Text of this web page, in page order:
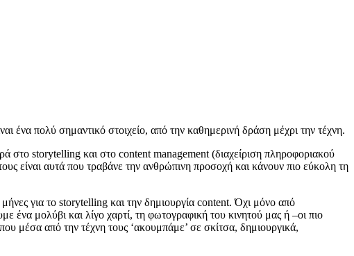
ένα πολύ σημαντικό στοιχείο, από την καθημερινή δράση μέχρι την τέχνη.
στο storytelling και στο content management (διαχείριση πληροφοριακού
είναι αυτά που τραβάνε την ανθρώπινη προσοχή και κάνουν πιο εύκολη τη
για το storytelling και την δημιουργία content. Όχι μόνο από
ένα μολύβι και λίγο χαρτί, τη φωτογραφική του κινητού μας ή –οι πιο
μέσα από την τέχνη τους ‘ακουμπάμε’ σε σκίτσα, δημιουργικά,